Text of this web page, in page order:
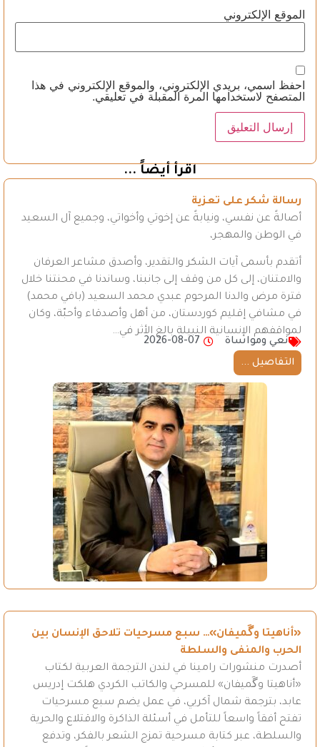
الموقع الإلكتروني
احفظ اسمي، بريدي الإلكتروني، والموقع الإلكتروني في هذا
المتصفح لاستخدامها المرة المقبلة في تعليقي.
اقرأ أيضاً ...
رسالة شكر على تعزية
أصالةً عن نفسي، ونيابةً عن إخوتي وأخواتي، وجميع آل السعيد
في الوطن والمهجر،
أتقدم بأسمى آيات الشكر والتقدير، وأصدق مشاعر العرفان
والامتنان، إلى كل من وقف إلى جانبنا، وساندنا في محنتنا خلال
فترة مرض والدنا المرحوم عبدي محمد السعيد (بافي محمد)
في مشافي إقليم كوردستان، من أهل وأصدقاء وأحبّة، وكان
لمواقفهم الإنسانية النبيلة بالغ الأثر في…
نعي ومواساة
2026-08-07
التفاصيل ...
«أناهيتا وگَميفان»… سبع مسرحيات تلاحق الإنسان بين
الحرب والمنفى والسلطة
أصدرت منشورات رامينا في لندن الترجمة العربية لكتاب
«أناهيتا وگَميفان» للمسرحي والكاتب الكردي هلكت إدريس
عابد، بترجمة شمال آكريي، في عمل يضم سبع مسرحيات
تفتح أفقاً واسعاً للتأمل في أسئلة الذاكرة والاقتلاع والحرية
والسلطة، عبر كتابة مسرحية تمزج الشعر بالفكر، وتدفع